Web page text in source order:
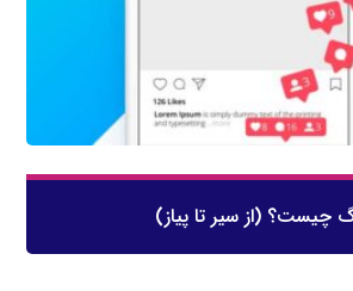
چیست؟ (از سیر تا پیاز)